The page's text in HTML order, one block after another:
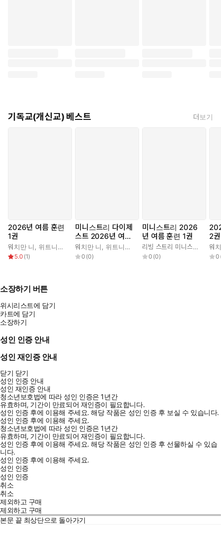
기독교(개신교) 베스트 더보기
2026년 여름 훈련
1권
워치만 니 위트니스 리
5.0 (1)
미니스트리 다이제
스트 2026년 여름
훈련 1권
워치만 니 위트니스 리
0 (0)
미니스트리 2026
년 여름 훈련 1권
리빙 스트리 미니스트리 편집부
0 (0)
2권
워
0
소장하기 버튼
위시리스트에 담기
카트에 담기
소장하기
성인 인증 안내
성인 재인증 안내
닫기 닫기
성인 인증 안내
성인 재인증 안내
청소년보호법에 따라 성인 인증은 1년간
유효하며, 기간이 만료되어 재인증이 필요합니다.
성인 인증 후에 이용해 주세요.해당 작품은 성인 인증 후 보실 수 있습니다.
성인 인증 후에 이용해 주세요.
청소년보호법에 따라 성인 인증은 1년간
유효하며, 기간이 만료되어 재인증이 필요합니다.
성인 인증 후에 이용해 주세요.해당 작품은 성인 인증 후 선물하실 수 있습
니다.
성인 인증 후에 이용해 주세요.
성인 인증
성인 인증
취소
취소
제외하고 구매
제외하고 구매
본문 끝 최상단으로 돌아가기